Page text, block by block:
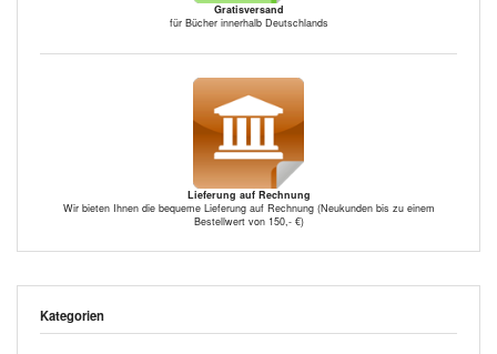
Gratisversand
für Bücher innerhalb Deutschlands
Lieferung auf Rechnung
Wir bieten Ihnen die bequeme Lieferung auf Rechnung (Neukunden bis zu einem
Bestellwert von 150,- €)
Kategorien